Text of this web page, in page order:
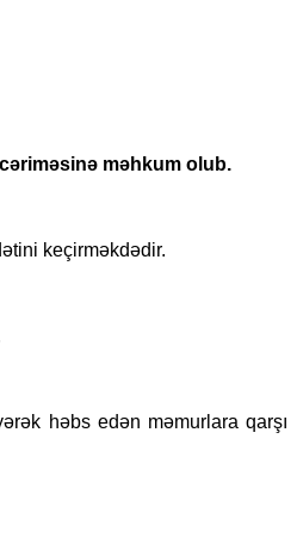
cəriməsinə məhkum olub.
keçirməkdədir.
həbs edən məmurlara qarşı